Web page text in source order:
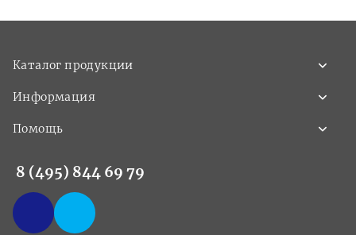
Каталог продукции
Информация
Помощь
8 (495) 844 69 79